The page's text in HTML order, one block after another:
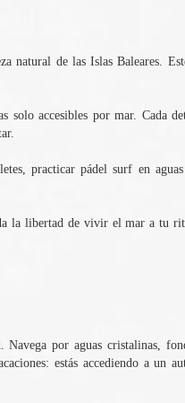
natural de las Islas Baleares.
solo accesibles por mar. Cada
practicar pádel surf en aguas
la libertad de vivir el mar a tu
por aguas cristalinas,
estás accediendo a un